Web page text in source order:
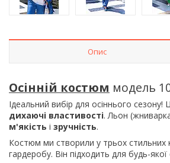
Опис
Осінній костюм модель
Ідеальний вибір для осіннього
дихаючі властивості. Льон
м'якість і зручність.
Костюм ми створили у трьох стильних
гардеробу. Він підходить для будь-